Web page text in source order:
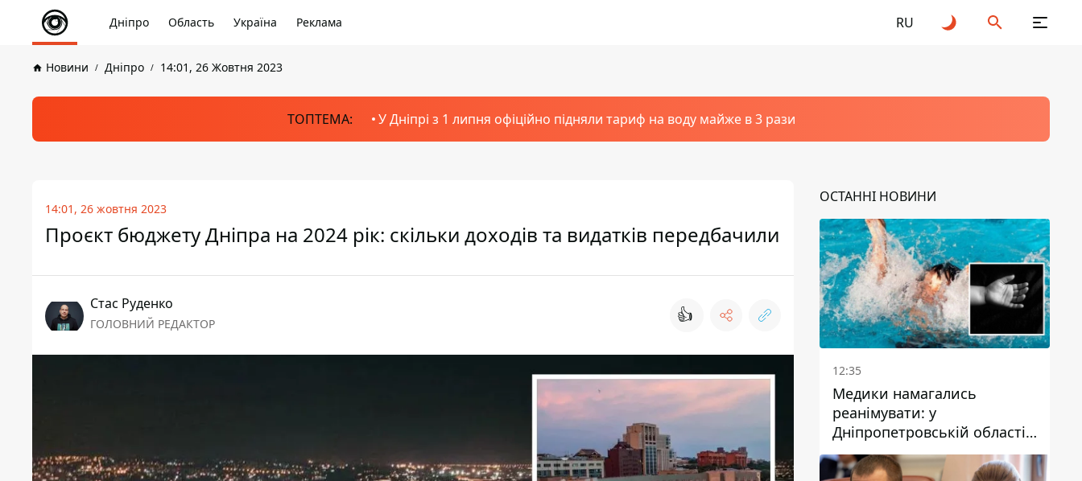
Дніпро Область Україна Реклама RU
Новини Дніпро 14:01, 26 Жовтня 2023
ТОПТЕМА: У Дніпрі з 1 липня офіційно підняли тариф на воду майже в 3 рази
14:01, 26 жовтня 2023
Проєкт бюджету Дніпра на 2024 рік: скільки доходів та видатків передбачили
Стас Руденко
ГОЛОВНИЙ РЕДАКТОР 👍
ОСТАННІ НОВИНИ
12:35
Медики намагались
реанімувати: у
Дніпропетровській області
дворічний хлопчик потонув
у басейні